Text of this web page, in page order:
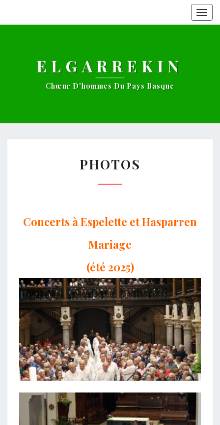
ELGARREKIN
Chœur D'hommes Du Pays Basque
PHOTOS
Concerts à Espelette et Hasparren
Mariage
(été 2025)